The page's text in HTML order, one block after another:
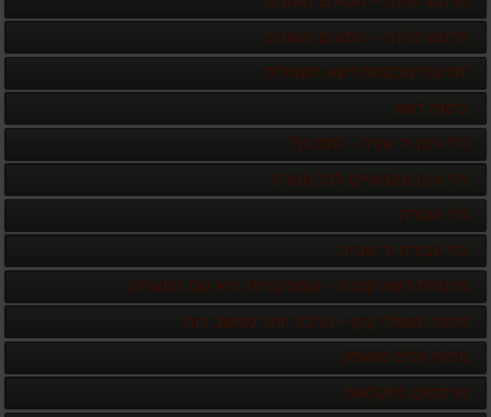
חרמש לגינה – הסוגים השונים
יתרונות מכסחת דשא חשמלית
כיסוח דשא
כלי גינון יד שניה - למה כן?
כלי גינון מקצועיים לכל מטרה
כלי עבודה
כלי עבודה יד שנייה
מכסחת דשא קטנה – קומפקטיות היא שם המשחק
מפוח חשמלי קטן – הרבה יותר ממשב רוח
מפוח עלים מושתק
מרססים לחקלאות